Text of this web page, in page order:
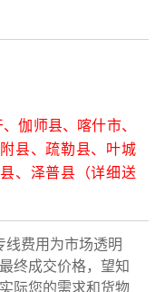
伽师县、喀什市、
县、疏勒县、叶城
、泽普县（详细送
线费用为市场透明
终成交价格，望知
际您的需求和货物